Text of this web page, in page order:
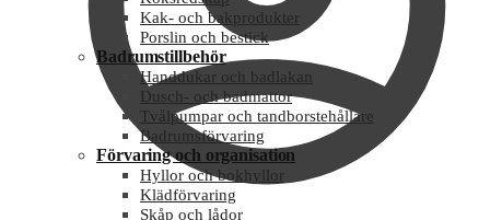
Kak- och bakprodukter
Porslin och bestick
Badrumstillbehör
Handdukar och badlakan
Dusch- och badmattor
Tvålpumpar och tandborstehållare
Badrumsförvaring
Förvaring och organisation
Hyllor och bokhyllor
Klädförvaring
Skåp och lådor